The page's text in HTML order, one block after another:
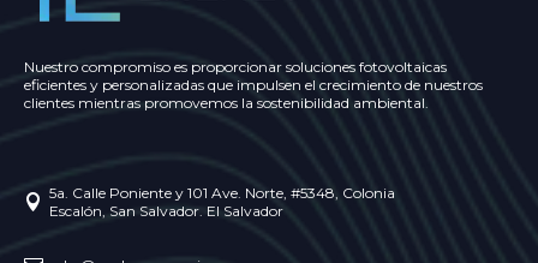
Nuestro compromiso es proporcionar soluciones fotovoltaicas
eficientes y personalizadas que impulsen el crecimiento de nuestros
clientes mientras promovemos la sostenibilidad ambiental.
 5a. Calle Poniente y 101 Ave. Norte, #5348, Colonia
Escalón, San Salvador. El Salvador